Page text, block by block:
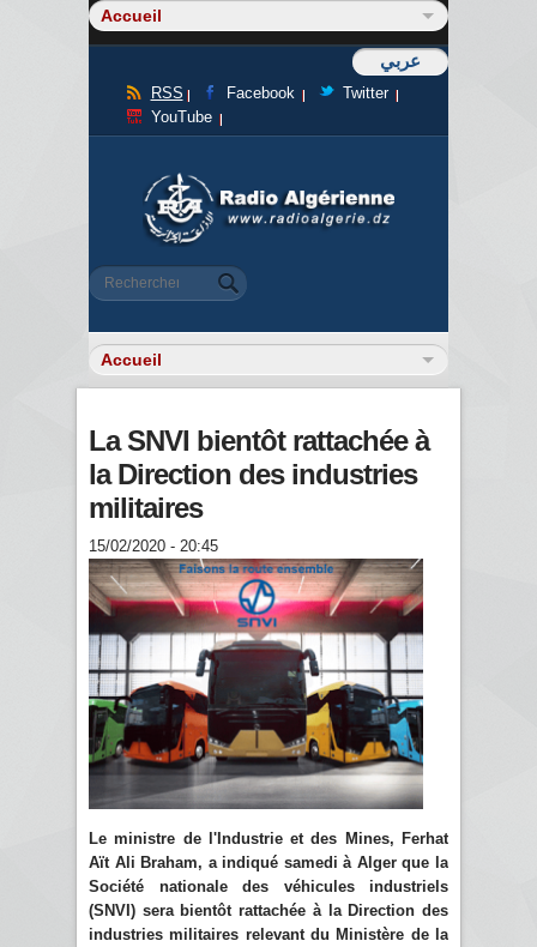
عربي
RSS Facebook
Twitter
YouTube
Formulaire de recherche
Rechercher
La SNVI bientôt rattachée à
la Direction des industries
militaires
15/02/2020 - 20:45
Le ministre de l'Industrie et des Mines, Ferhat
Aït Ali Braham, a indiqué samedi à Alger que la
Société nationale des véhicules industriels
(SNVI) sera bientôt rattachée à la Direction des
industries militaires relevant du Ministère de la